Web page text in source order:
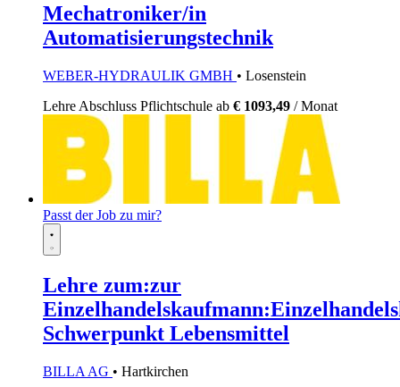
Mechatroniker/in
Automatisierungstechnik
WEBER-HYDRAULIK GMBH • Losenstein
Lehre Abschluss Pflichtschule ab € 1093,49 / Monat
Passt der Job zu mir?
Lehre zum:zur
Schwerpunkt Lebensmittel
BILLA AG • Hartkirchen